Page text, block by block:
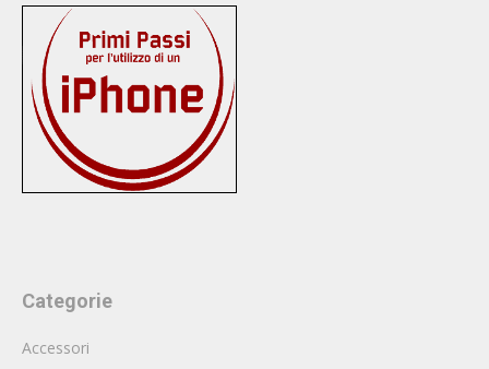
Categorie
Accessori